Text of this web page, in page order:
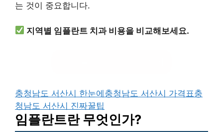
는 것이 중요합니다.
지역별 임플란트 치과 비용을 비교해보세요.
충청남도 서산시 한눈에충청남도 서산시 가격표충
청남도 서산시 진짜꿀팁
임플란트란 무엇인가?